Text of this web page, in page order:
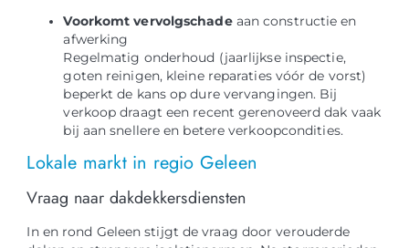
Voorkomt vervolgschadeaan constructie en
afwerking
Regelmatig onderhoud (jaarlijkse inspectie,
goten reinigen, kleine reparaties vóór de vorst)
beperkt de kans op dure vervangingen. Bij
verkoop draagt een recent gerenoveerd dak vaak
bij aan snellere en betere verkoopcondities.
Lokale markt in regio Geleen
Vraag naar dakdekkersdiensten
In en rond Geleen stijgt de vraag door verouderde